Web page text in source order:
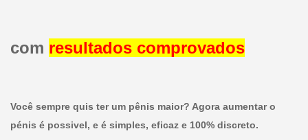
com resultados comprovados
Você sempre quis ter um pênis maior? Agora aumentar o
pénis é possivel, e é simples, eficaz e 100% discreto.